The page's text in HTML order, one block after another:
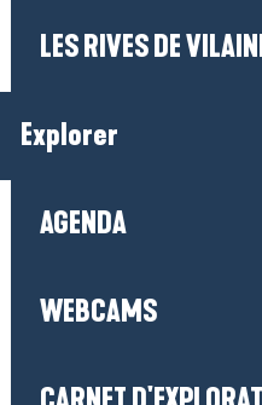
LES RIVES DE
Explorer
AGENDA
WEBCAMS
de l’océan ? La Baule-
centres de
et à votre vitalité.
rythme ? Les loueurs de
de Guérande vous
les villages...